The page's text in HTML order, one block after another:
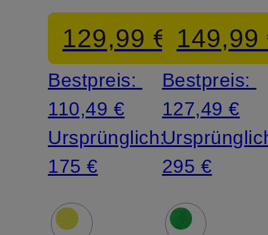
129,99 €
Bestpreis:
110,49 €
Ursprünglich:
175 €
149,99
Bestpreis:
127,49 €
295 €